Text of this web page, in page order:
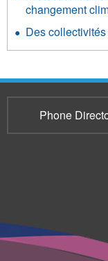
changement
Des
Phone